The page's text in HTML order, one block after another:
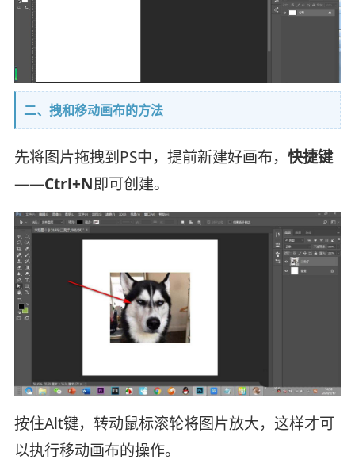
二、拽和移动画布的方法
先将图片拖拽到PS中，提前新建好画布， 快捷键
——Ctrl+N即可创建。
按住Alt键，转动鼠标滚轮将图片放大，这样才可
以执行移动画布的操作。